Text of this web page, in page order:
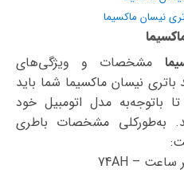
نیسان ماکسیما
مشخصات و ویژگی‌های
نیسان ماکسیما شما باید
با‌توجه‌به مدل اتومبیل خود
به‌طورکلی مشخصات باطری